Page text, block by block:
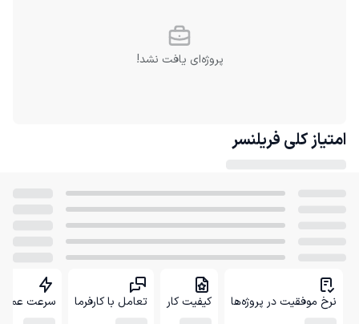
پروژه‌ای یافت نشد!
امتیاز کلی فریلنسر
نرخ موفقیت در پروژه‌ها کیفیت کار تعامل با کارفرما سرعت عمل